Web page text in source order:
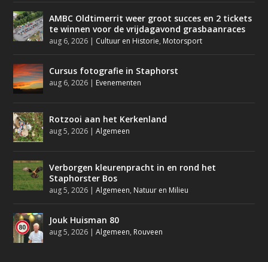
AMBC Oldtimerrit weer groot succes en 2 tickets
te winnen voor de vrijdagavond grasbaanraces
aug 6, 2026 Cultuur en Historie, Motorsport
Cursus fotografie in Staphorst
aug 6, 2026 Evenementen
Rotzooi aan het Kerkenland
aug 5, 2026 |Algemeen
Verborgen kleurenpracht in en rond het
Staphorster Bos
aug 5, 2026 |Algemeen, Natuur en Milieu
Jouk Huisman 80
aug 5, 2026 |Algemeen, Rouveen